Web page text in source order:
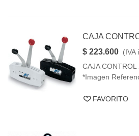
CAJA
$ 223.600 (IVA
CAJA
*Imagen
FAVORITO